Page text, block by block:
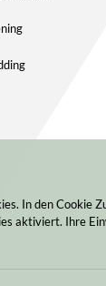
In den
aktiviert. Ihre